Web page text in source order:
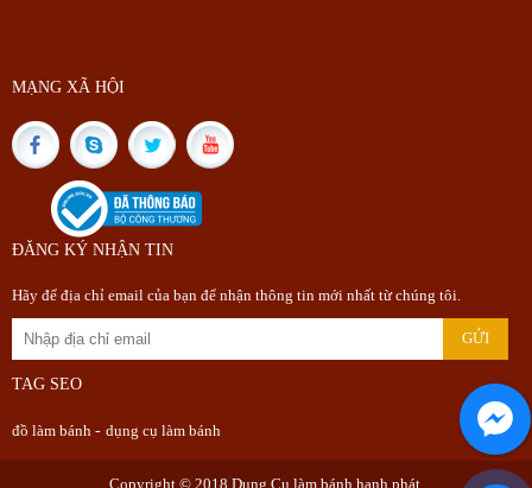
MẠNG XÃ HỘI
ĐĂNG KÝ NHẬN TIN
Hãy để địa chỉ email của bạn để nhận thông tin mới nhất từ chúng tôi.
TAG SEO
đồ làm bánh - dụng cụ làm bánh
Copyright © 2018 Dụng Cụ làm bánh hạnh phát.